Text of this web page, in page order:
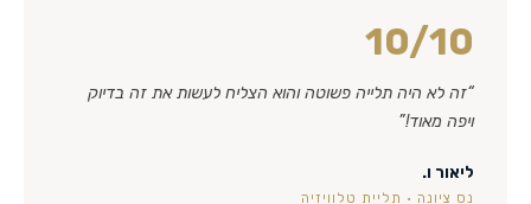
10/10
“זה לא היה תלייה פשוטה והוא הצליח לעשות את זה בדיוק
ויפה מאוד!”
ליאור ו.
נס ציונה · תליית טלוויזיה